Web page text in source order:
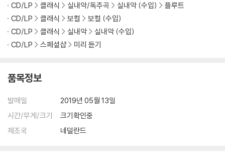
CD/LP 클래식 실내악/독주곡 실내악 (수입)
플루트
CD/LP
클래식 보컬
보컬 (수입)
CD/LP
클래식 실내악
실내악 (수입)
CD/LP
스페셜샵 미리 듣기
품목정보
발매일
2019년 05월 13일
시간/무게/크기
크기확인중
제조국
네덜란드